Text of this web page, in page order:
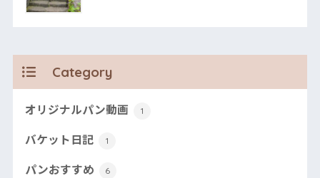
Category
オリジナルパン動画 1
バケット日記 1
パンおすすめ 6